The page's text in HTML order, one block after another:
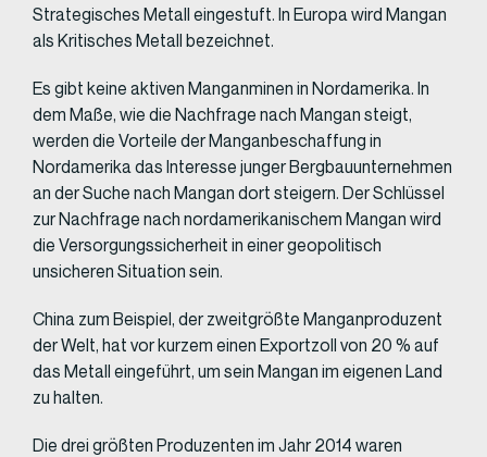
Strategisches Metall eingestuft. In Europa wird Mangan
als Kritisches Metall bezeichnet.
Es gibt keine aktiven Manganminen in Nordamerika. In
dem Maße, wie die Nachfrage nach Mangan steigt,
werden die Vorteile der Manganbeschaffung in
Nordamerika das Interesse junger Bergbauunternehmen
an der Suche nach Mangan dort steigern. Der Schlüssel
zur Nachfrage nach nordamerikanischem Mangan wird
die Versorgungssicherheit in einer geopolitisch
unsicheren Situation sein.
China zum Beispiel, der zweitgrößte Manganproduzent
der Welt, hat vor kurzem einen Exportzoll von 20 % auf
das Metall eingeführt, um sein Mangan im eigenen Land
zu halten.
Die drei größten Produzenten im Jahr 2014 waren